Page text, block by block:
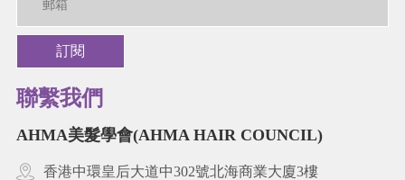
訂閱
聯繫我們
AHMA美髮學會(AHMA HAIR COUNCIL)
香港中環皇后大道中302號北海商業大廈3樓